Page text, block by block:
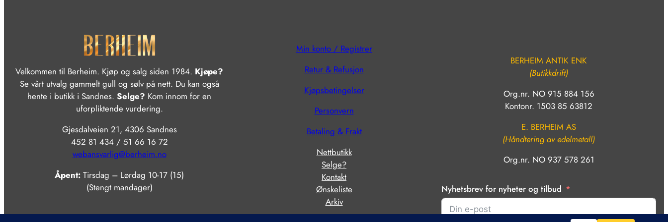
Velkommen til Berheim. Kjøp og salg siden 1984. Kjøpe?
Se vårt utvalg gammelt gull og sølv på nett. Du kan også
hente i butikk i Sandnes. Selge? Kom innom for en
uforpliktende vurdering.
Gjesdalveien 21, 4306 Sandnes
452 81 434 / 51 66 16 72
webansvarlig@berheim.no
Åpent: Tirsdag – Lørdag 10-17 (15)
(Stengt mandager)
Min konto / Registrer
Retur & Refusjon
Kjøpsbetingelser
Personvern
Betaling & Frakt
Nettbutikk
Selge?
Kontakt
Ønskeliste
Arkiv
BERHEIM ANTIK ENK
(Butikkdrift)
Org.nr. NO 915 884 156
Kontonr. 1503 85 63812
E. BERHEIM AS
(Håndtering av edelmetall)
Org.nr. NO 937 578 261
Nyhetsbrev for nyheter og tilbud